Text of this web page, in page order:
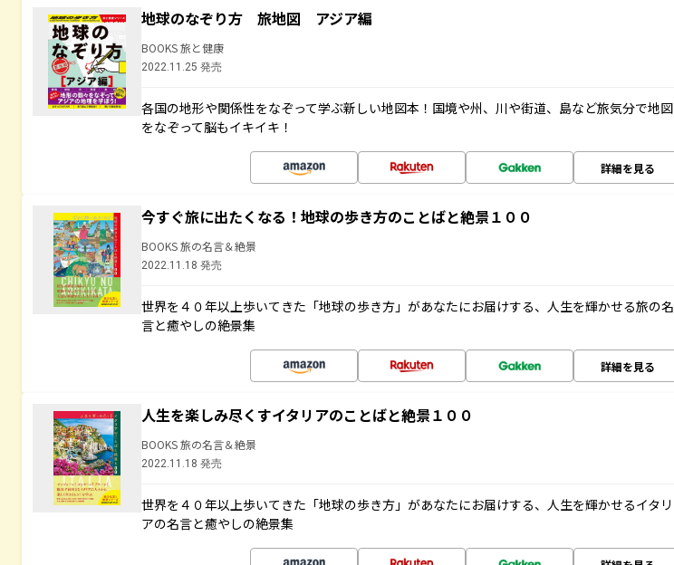
地球のなぞり方 旅地図 アジア編
BOOKS 旅と健康
2022.11.25 発売
各国の地形や関係性をなぞって学ぶ新しい地図本！国境や州、川や街道、島など旅気分で地図
をなぞって脳もイキイキ！
詳細を見る
今すぐ旅に出たくなる！地球の歩き方のことばと絶景１００
BOOKS 旅の名言＆絶景
2022.11.18 発売
世界を４０年以上歩いてきた「地球の歩き方」があなたにお届けする、人生を輝かせる旅の名
言と癒やしの絶景集
詳細を見る
人生を楽しみ尽くすイタリアのことばと絶景１００
BOOKS 旅の名言＆絶景
2022.11.18 発売
世界を４０年以上歩いてきた「地球の歩き方」があなたにお届けする、人生を輝かせるイタリ
アの名言と癒やしの絶景集